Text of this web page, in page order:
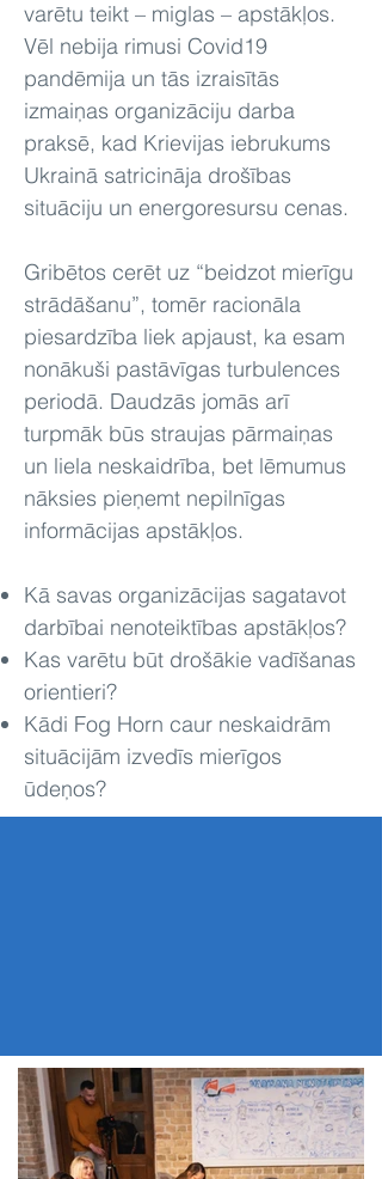
varētu teikt – miglas – apstākļos.
Vēl nebija rimusi Covid19
pandēmija un tās izraisītās
izmaiņas organizāciju darba
praksē, kad Krievijas iebrukums
Ukrainā satricināja drošības
situāciju un energoresursu cenas.
Gribētos cerēt uz “beidzot mierīgu
strādāšanu”, tomēr racionāla
piesardzība liek apjaust, ka esam
nonākuši pastāvīgas turbulences
periodā. Daudzās jomās arī
turpmāk būs straujas pārmaiņas
un liela neskaidrība, bet lēmumus
nāksies pieņemt nepilnīgas
informācijas apstākļos.
Kā savas organizācijas sagatavot
darbībai nenoteiktības apstākļos?
Kas varētu būt drošākie vadīšanas
orientieri?
Kādi Fog Horn caur neskaidrām
situācijām izvedīs mierīgos
ūdeņos?